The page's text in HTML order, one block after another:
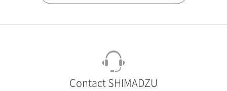
Contact SHIMADZU